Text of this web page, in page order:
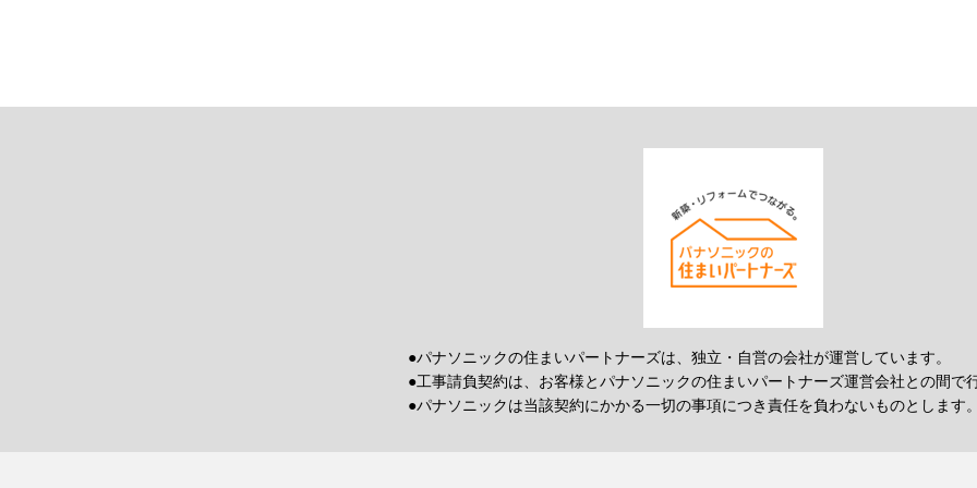
●パナソニックの住まいパートナーズは、独立・自営の会社が運営しています。
●工事請負契約は、お客様とパナソニックの住まいパートナーズ運営会社との間で
●パナソニックは当該契約にかかる一切の事項につき責任を負わないものとします。